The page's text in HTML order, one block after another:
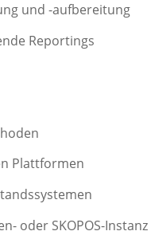
und -aufbereitung
Reportings
Plattformen
oder SKOPOS-Instanz